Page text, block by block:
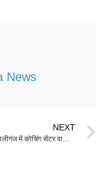
News
NEXT
लखनऊ के अलीगंज में कोचिंग सेंटर वाली इमारत में भीषण आग लगने और 15 लोगों की मौत के बाद कई राज्यों ने कोचिंग संस्थानों और व्यावसायिक भवनों का फायर सेफ्टी ऑडिट शुरू कर दिया है।